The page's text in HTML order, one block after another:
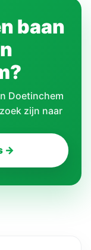
baan
Doetinchem
zijn naar
→